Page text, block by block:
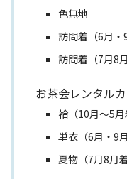
色無地
訪問着（6月・
訪問着（7月8
お茶会レンタル
袷（10月～5月
単衣（6月・9月
夏物（7月8月着